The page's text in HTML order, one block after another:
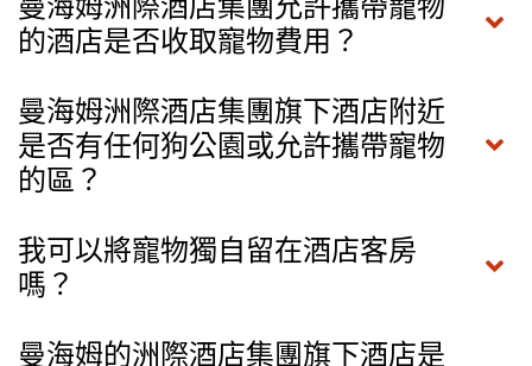
的酒店是否收取寵物費用？
曼海姆洲際酒店集團旗下酒店附近
是否有任何狗公園或允許攜帶寵物
的區？
我可以將寵物獨自留在酒店客房
嗎？
曼海姆的洲際酒店集團旗下酒店是